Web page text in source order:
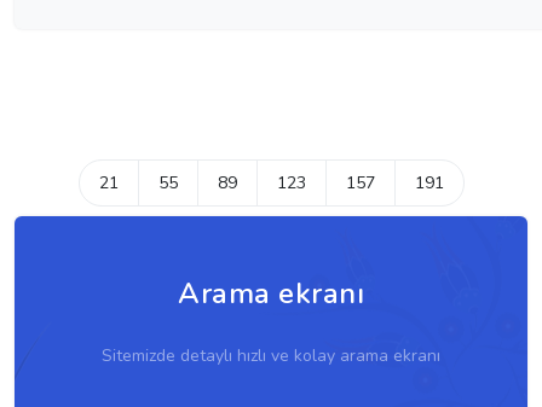
21 55 89 123 157 191
Arama ekranı
Sitemizde detaylı hızlı ve kolay arama ekranı